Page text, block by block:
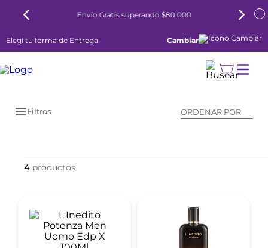
Envío Gratis superando $80.000
Elegí tu forma de Entrega Cambiar
Filtros ORDENAR POR
4